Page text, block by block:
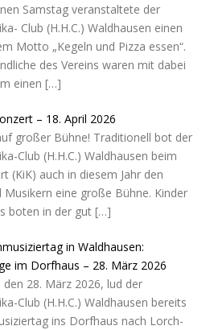
Samstag veranstaltete der
Club (H.H.C.) Waldhausen einen
Motto „Kegeln und Pizza essen“.
des Vereins waren mit dabei
einen […]
– 18. April 2026
großer Bühne! Traditionell bot der
Club (H.H.C.) Waldhausen beim
(KiK) auch in diesem Jahr den
eine große Bühne. Kinder
boten in der gut […]
in Waldhausen:
im Dorfhaus – 28. März 2026
28. März 2026, lud der
Club (H.H.C.) Waldhausen bereits
ins Dorfhaus nach Lorch-